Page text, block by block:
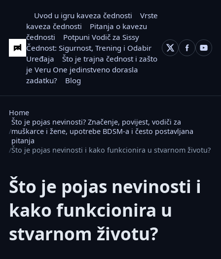
Uvod u igru kaveza čednosti
Vrste
kaveza čednosti
Pitanja o kavezu
čednosti
Potpuni Vodič za Sissy
Čednost: Sigurnost, Trening i Odabir
Uređaja
Što je trajna čednost i zašto
je Veru One jedinstveno dorasla
zadatku?
Blog
Home
Što je pojas nevinosti? Značenje, povijest, vodiči za
muškarce i žene, upotrebe BDSM-a i često postavljana
pitanja
Što je pojas nevinosti i kako funkcionira u stvarnom životu?
Što je pojas nevinosti i
kako funkcionira u
stvarnom životu?